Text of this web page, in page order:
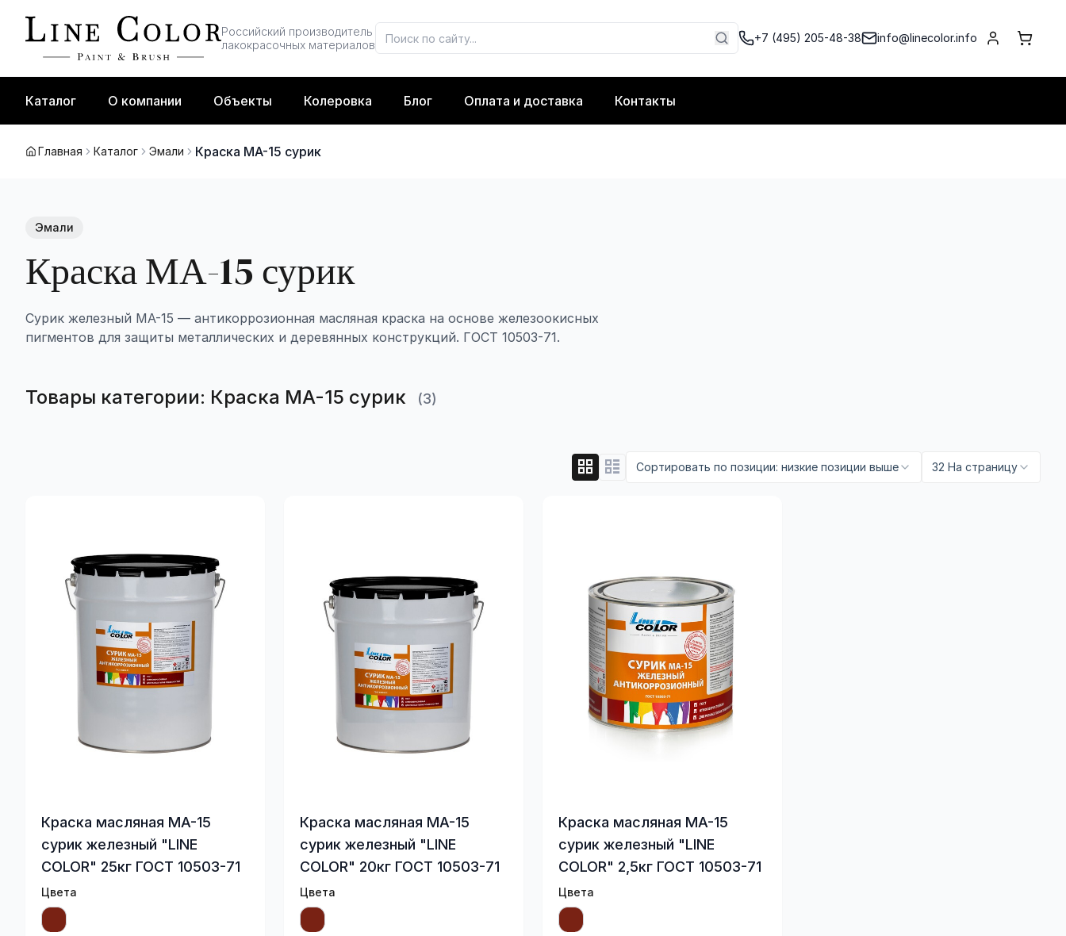
Российский производитель
лакокрасочных материалов
+7 (495) 205-48-38 info@linecolor.info Войти
Каталог О компании Объекты Колеровка Блог Оплата и доставка Контакты
Главная Каталог Эмали Краска МА-15 сурик
Эмали
Краска МА-15 сурик
Сурик железный МА-15 — антикоррозионная масляная краска на основе железоокисных
пигментов для защиты металлических и деревянных конструкций. ГОСТ 10503-71.
Товары категории: Краска МА-15 сурик (3)
Сортировать по позиции: низкие позиции выше 32 На страницу
Краска масляная МА-15
сурик железный "LINE
COLOR" 25кг ГОСТ 10503-71
Цвета
Краска масляная МА-15
сурик железный "LINE
COLOR" 20кг ГОСТ 10503-71
Цвета
Краска масляная МА-15
сурик железный "LINE
COLOR" 2,5кг ГОСТ 10503-71
Цвета